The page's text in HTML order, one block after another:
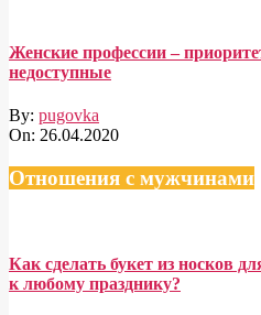
Женские профессии –
недоступные
By: pugovka
On: 26.04.2020
Отношения с мужчинами
Как сделать букет из носков
к любому празднику?